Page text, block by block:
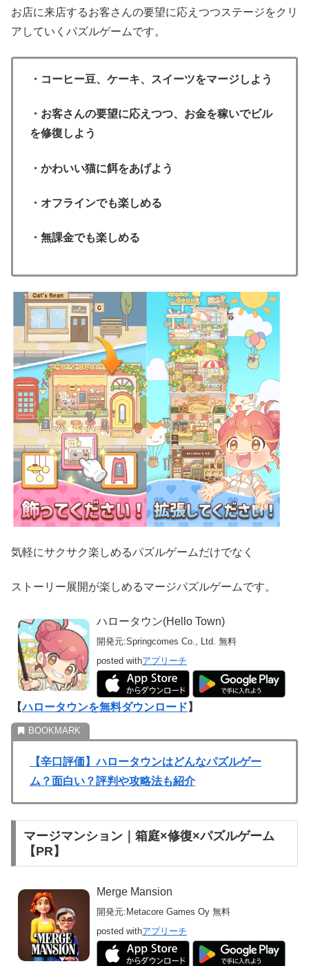
お店に来店するお客さんの要望に応えつつステージをクリ
アしていくパズルゲームです。
・コーヒー豆、ケーキ、スイーツをマージしよう
・お客さんの要望に応えつつ、お金を稼いでビル
を修復しよう
・かわいい猫に餌をあげよう
・オフラインでも楽しめる
・無課金でも楽しめる
気軽にサクサク楽しめるパズルゲームだけでなく
ストーリー展開が楽しめるマージパズルゲームです。
ハロータウン(Hello Town)
開発元:Springcomes Co., Ltd. 無料
posted withアプリーチ
【ハロータウンを無料ダウンロード 】
【辛口評価】ハロータウンはどんなパズルゲー
ム？面白い？評判や攻略法も紹介
マージマンション｜箱庭×修復×パズルゲーム
【PR】
Merge Mansion
開発元: Metacore Games Oy 無料
posted withアプリーチ